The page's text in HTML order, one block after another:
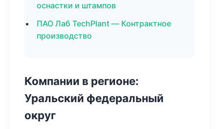
оснастки и штампов
ПАО Лаб TechPlant — Контрактное
производство
Компании в регионе:
Уральский федеральный
округ